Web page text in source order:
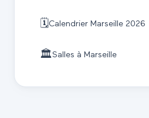
🗓️Calendrier Marseille 2026
🏛️Salles à Marseille